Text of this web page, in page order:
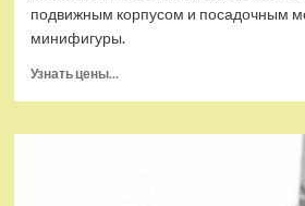
подвижным корпусом и посадочным
минифигуры.
Узнать цены...
(EU)